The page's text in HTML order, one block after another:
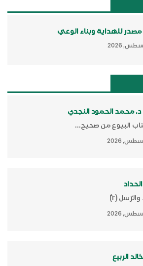
مصدر للهداية وبناء الوعي
د. محمد الحمود النجدي
البيوع من صحيح...
والرّسل (٢)ّ
الربيع